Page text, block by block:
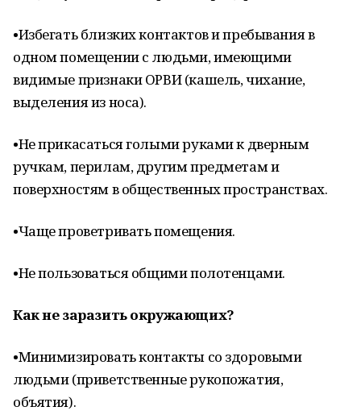
•Избегать близких контактов и пребывания в
одном помещении с людьми, имеющими
видимые признаки ОРВИ (кашель, чихание,
выделения из носа).
•Не прикасаться голыми руками к дверным
ручкам, перилам, другим предметам и
поверхностям в общественных пространствах.
•Чаще проветривать помещения.
•Не пользоваться общими полотенцами.
Как не заразить окружающих?
•Минимизировать контакты со здоровыми
людьми (приветственные рукопожатия,
объятия).